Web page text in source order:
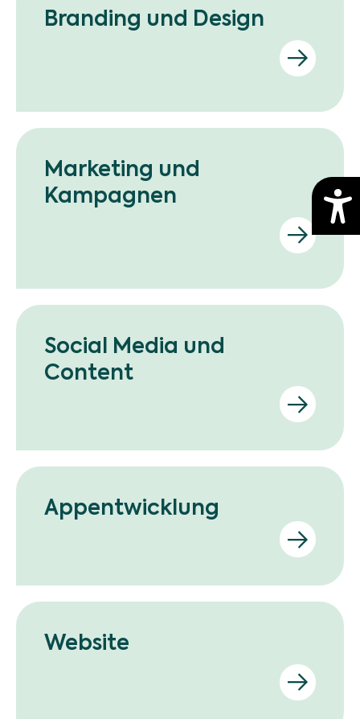
Branding und Design
Marketing und
Kampagnen
Social Media und
Content
Appentwicklung
Website